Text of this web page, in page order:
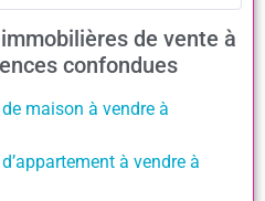
de vente à
confondues
maison à vendre à
à vendre à